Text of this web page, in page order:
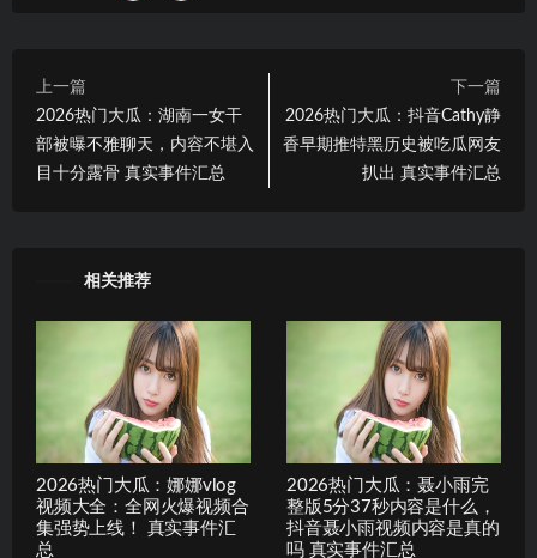
上一篇
2026热门大瓜：湖南一女干
部被曝不雅聊天，内容不堪入
目十分露骨 真实事件汇总
下一篇
2026热门大瓜：抖音Cathy静
香早期推特黑历史被吃瓜网友
扒出 真实事件汇总
相关推荐
2026热门大瓜：娜娜vlog
视频大全：全网火爆视频合
集强势上线！ 真实事件汇
总
2026热门大瓜：聂小雨完
整版5分37秒内容是什么，
抖音聂小雨视频内容是真的
吗 真实事件汇总